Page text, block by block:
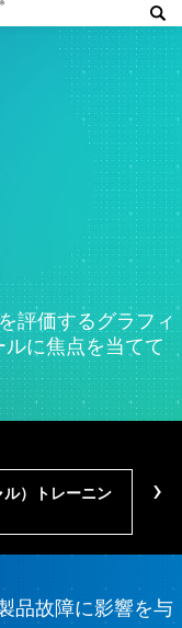
評価するグラフィ
に焦点を当てて
）トレーニン
ト
›
品故障に影響を与